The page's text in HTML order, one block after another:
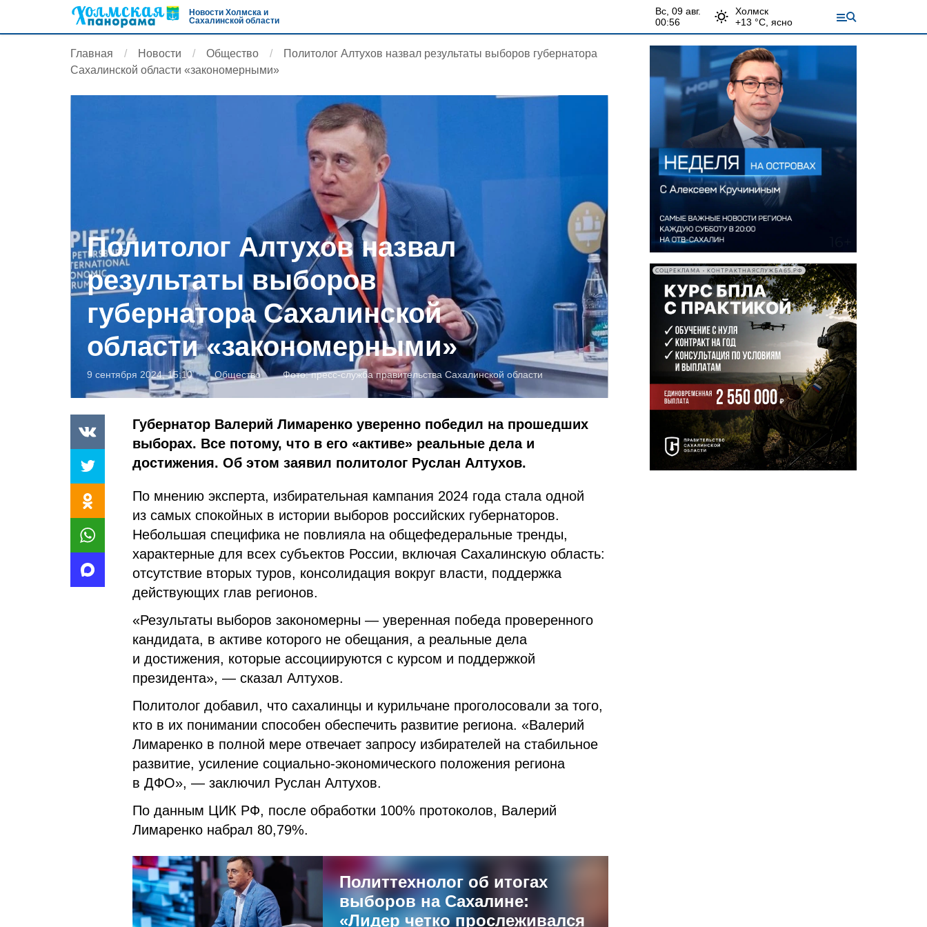
Новости Холмска и
Сахалинской области
вс, 09 авг.
00:56
Холмск
+13 °С, ясно
Главная Новости Общество
Политолог Алтухов назвал результаты выборов губернатора
Сахалинской области «закономерными»
Политолог Алтухов назвал
результаты выборов
губернатора Сахалинской
области «закономерными»
9 сентября 2024, 15:10 Общество Фото:пресс-служба правительства Сахалинской области
Губернатор Валерий Лимаренко уверенно победил на прошедших
выборах. Все потому, что в его «активе» реальные дела и
достижения. Об этом заявил политолог Руслан Алтухов.
По мнению эксперта, избирательная кампания 2024 года стала одной
из самых спокойных в истории выборов российских губернаторов.
Небольшая специфика не повлияла на общефедеральные тренды,
характерные для всех субъектов России, включая Сахалинскую область:
отсутствие вторых туров, консолидация вокруг власти, поддержка
действующих глав регионов.
«Результаты выборов закономерны — уверенная победа проверенного
кандидата, в активе которого не обещания, а реальные дела
и достижения, которые ассоциируются с курсом и поддержкой
президента», — сказал Алтухов.
Политолог добавил, что сахалинцы и курильчане проголосовали за того,
кто в их понимании способен обеспечить развитие региона. «Валерий
Лимаренко в полной мере отвечает запросу избирателей на стабильное
развитие, усиление социально-экономического положения региона
в ДФО», — заключил Руслан Алтухов.
По данным ЦИК РФ, после обработки 100% протоколов, Валерий
Лимаренко набрал 80,79%.
Политтехнолог об итогах
выборов на Сахалине:
«Лидер четко прослеживался
СОЦРЕКЛАМА • КОНТРАКТНАЯСЛУЖБА65.РФ